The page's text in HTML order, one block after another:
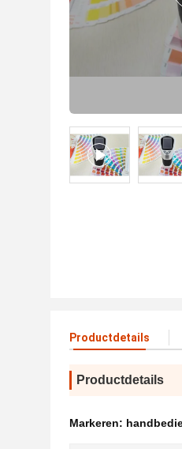
Productdetails
Productdetails
Markeren: